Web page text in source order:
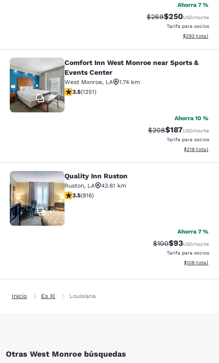
Ahorra 7 %
Precio tachado:
$269Precio con
$250USD/noche
Tarifa para socios
Ver detalles
$293 total
Comfort Inn West Monroe near
23
Comfort Inn West Monroe near Sports &
Events Center
West Monroe, LA
1.74 km
calificación de 3.55 estrellas. Bueno. 1251 reseñas
3.5(1251)
Ahorra 10 %
Precio tachado:
$208Precio con
$187USD/noche
Tarifa para socios
Ver detalles
$219 total
Quality Inn Ruston
41
Quality Inn Ruston
Ruston, LA
43.61 km
calificación de 3.53 estrellas. Bueno. 816 reseñas
3.5(816)
Ahorra 7 %
Precio tachado:
$100Precio con
$93USD/noche
Tarifa para socios
Ver detalles
$108 total
Inicio Es Xl Louisiana
Otras West Monroe búsquedas